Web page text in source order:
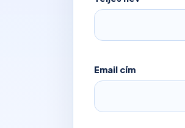
Email cím